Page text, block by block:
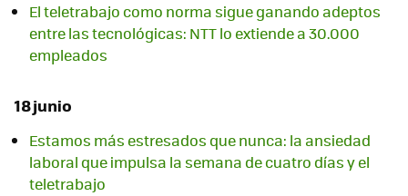
El teletrabajo como norma sigue ganando adeptos
entre las tecnológicas: NTT lo extiende a 30.000
empleados
18 junio
Estamos más estresados que nunca: la ansiedad
laboral que impulsa la semana de cuatro días y el
teletrabajo